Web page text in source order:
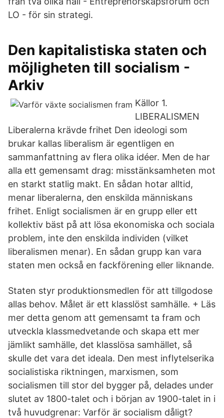
LO - för sin strategi.
Den kapitalistiska staten och
möjligheten till socialism -
Arkiv
Källor 1.
LIBERALISMEN
Liberalerna krävde frihet Den ideologi som
brukar kallas liberalism är egentligen en
sammanfattning av flera olika idéer. Men de har
alla ett gemensamt drag: misstänksamheten mot
en starkt statlig makt. En sådan hotar alltid,
menar liberalerna, den enskilda människans
frihet. Enligt socialismen är en grupp eller ett
kollektiv bäst på att lösa ekonomiska och sociala
problem, inte den enskilda individen (vilket
liberalismen menar). En sådan grupp kan vara
staten men också en fackförening eller liknande.
Staten styr produktionsmedlen för att tillgodose
allas behov. Målet är ett klasslöst samhälle. + Läs
mer detta genom att gemensamt ta fram och
utveckla klassmedvetande och skapa ett mer
jämlikt samhälle, det klasslösa samhället, så
skulle det vara det ideala. Den mest inflytelserika
socialistiska riktningen, marxismen, som
socialismen till stor del bygger på, delades under
slutet av 1800-talet och i början av 1900-talet in i
två huvudgrenar: Varför är socialism dåligt?